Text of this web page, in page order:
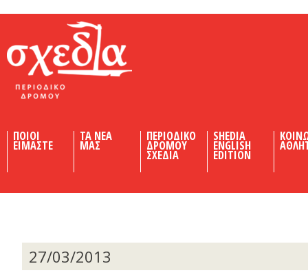
ΠΟΙΟΙ
ΕΙΜΑΣΤΕ
ΤΑ ΝΕΑ
ΜΑΣ
ΠΕΡΙΟΔΙΚΟ
ΔΡΟΜΟΥ
ΣΧΕΔΙΑ
SHEDIA
ENGLISH
EDITION
27/03/2013